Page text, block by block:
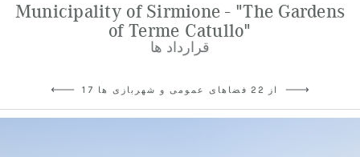
Municipality of Sirmione - "The Gardens
of Terme Catullo"
قرارداد ها
17 از 22 فضاهای عمومی و شهربازی ها